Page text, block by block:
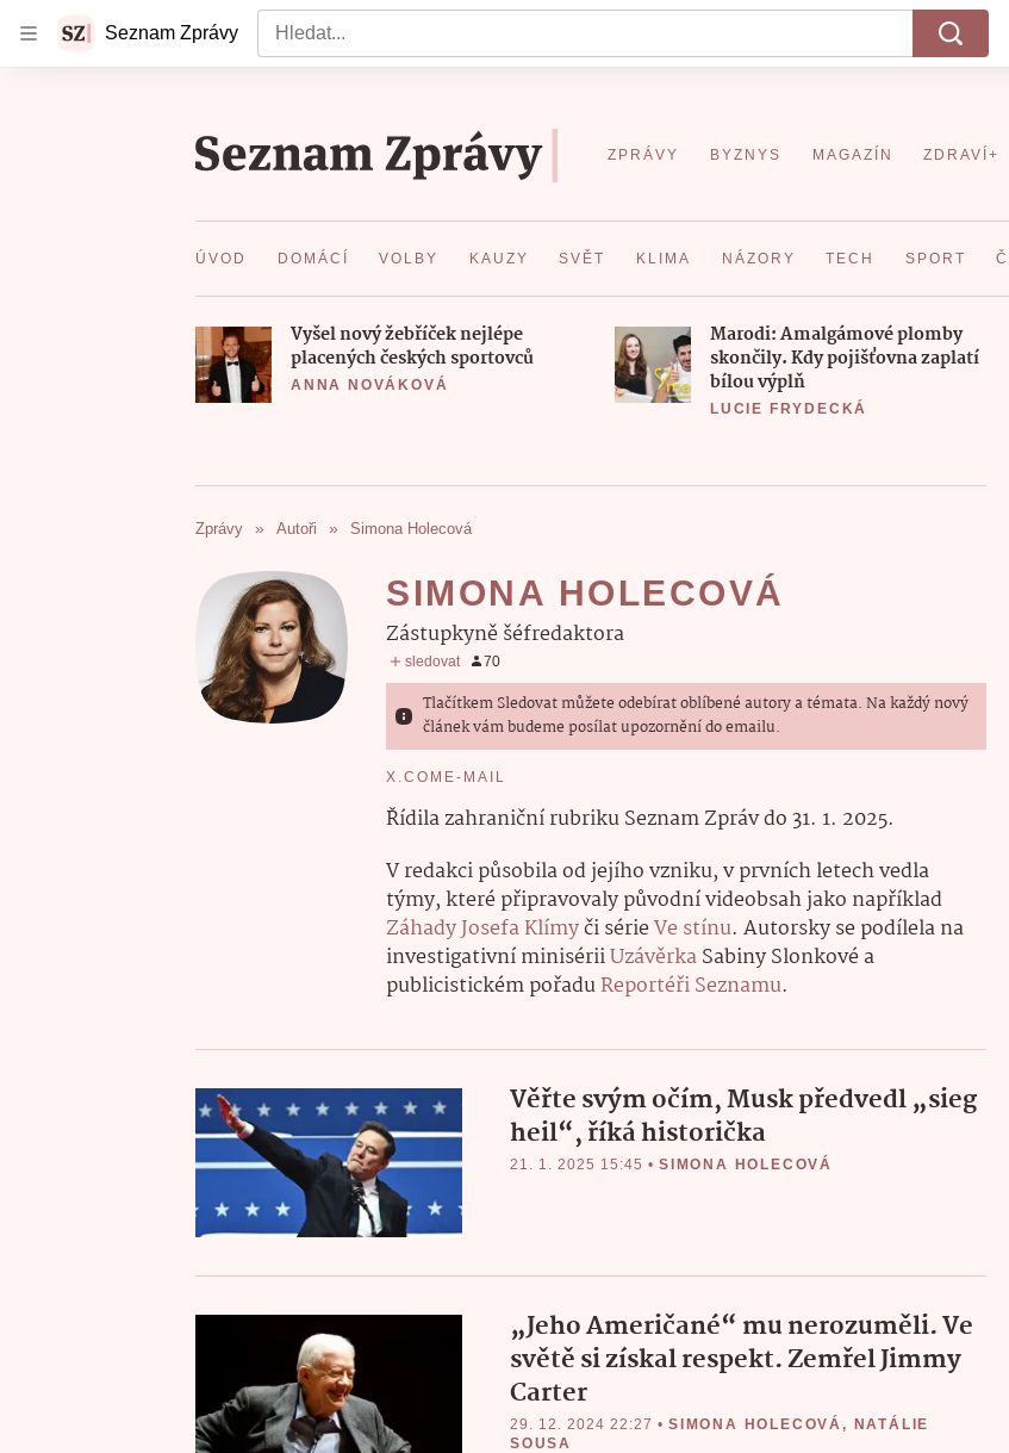
Seznam Zprávy
Vyhledat
ZPRÁVY BYZNYS MAGAZÍN ZDRAVÍ+
ÚVOD DOMÁCÍ VOLBY KAUZY SVĚT KLIMA NÁZORY TECH SPORT
Vyšel nový žebříček nejlépe
placených českých sportovců
ANNA NOVÁKOVÁ
Marodi: Amalgámové plomby
skončily. Kdy pojišťovna zaplatí
bílou výplň
LUCIE FRYDECKÁ
Zprávy Autoři Simona Holecová
SIMONA HOLECOVÁ
zástupkyně šéfredaktora
Tlačítkem Sledovat můžete odebírat oblíbené autory a témata. Na každý nový
článek vám budeme posílat upozornění do emailu.
X.COM E-MAIL
Řídila zahraniční rubriku Seznam Zpráv do 31. 1. 2025.
V redakci působila od jejího vzniku, v prvních letech vedla
týmy, které připravovaly původní videobsah jako například
Záhady Josefa Klímyči sérieVe stínu. Autorsky se podílela na
investigativní minisériiUzávěrkaSabiny Slonkové a
publicistickém pořaduReportéři Seznamu.
Věřte svým očím, Musk předvedl „sieg
heil“, říká historička
21. 1. 2025 15:45 • SIMONA HOLECOVÁ
„Jeho Američané“ mu nerozuměli. Ve
světě si získal respekt. Zemřel Jimmy
Carter
29. 12. 2024 22:27 • SIMONA HOLECOVÁ, NATÁLIE
SOUSA